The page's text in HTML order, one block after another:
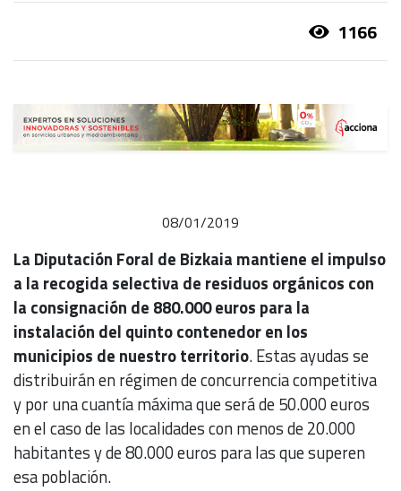
1166
08/01/2019
La Diputación Foral de Bizkaia mantiene el impulso
a la recogida selectiva de residuos orgánicos con
la consignación de 880.000 euros para la
instalación del quinto contenedor en los
municipios de nuestro territorio. Estas ayudas se
distribuirán en régimen de concurrencia competitiva
y por una cuantía máxima que será de 50.000 euros
en el caso de las localidades con menos de 20.000
habitantes y de 80.000 euros para las que superen
esa población.